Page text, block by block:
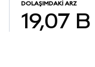
DOLAŞIMDAKI ARZ
19,07 B